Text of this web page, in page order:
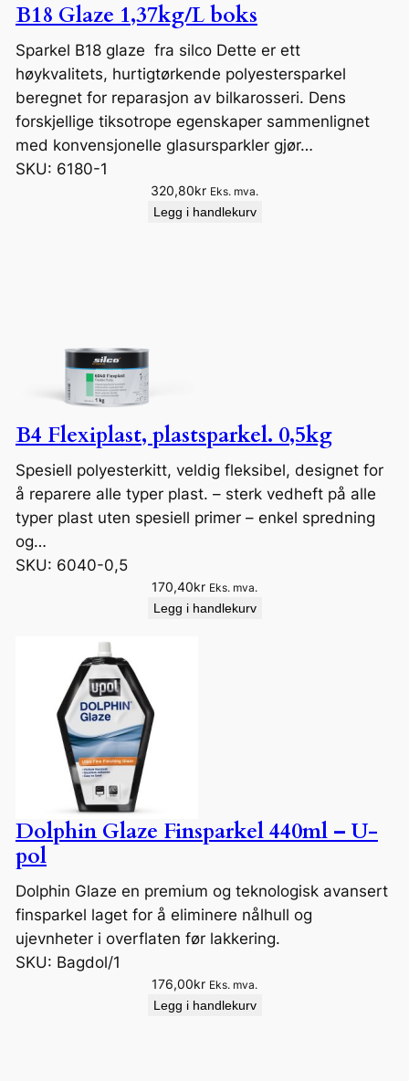
B18 Glaze 1,37kg/L boks
Sparkel B18 glaze fra silco Dette er ett
høykvalitets, hurtigtørkende polyestersparkel
beregnet for reparasjon av bilkarosseri. Dens
forskjellige tiksotrope egenskaper sammenlignet
med konvensjonelle glasursparkler gjør…
SKU: 6180-1
320,80kr Eks. mva.
Legg i handlekurv
B4 Flexiplast, plastsparkel. 0,5kg
Spesiell polyesterkitt, veldig fleksibel, designet for
å reparere alle typer plast. – sterk vedheft på alle
typer plast uten spesiell primer – enkel spredning
og…
SKU: 6040-0,5
170,40kr Eks. mva.
Legg i handlekurv
Dolphin Glaze Finsparkel 440ml – U-
pol
Dolphin Glaze en premium og teknologisk avansert
finsparkel laget for å eliminere nålhull og
ujevnheter i overflaten før lakkering.
SKU: Bagdol/1
176,00kr Eks. mva.
Legg i handlekurv